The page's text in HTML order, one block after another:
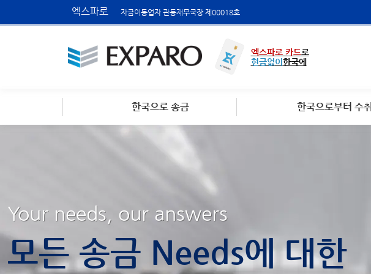
엑스파로 자금이동업자 관동재무국장 제00018호
엑스파로 카드 로
현금없이 한국에
한국으로 송금 한국으로부터 수취
Your needs, our answers
모든 송금 Needs에 대한